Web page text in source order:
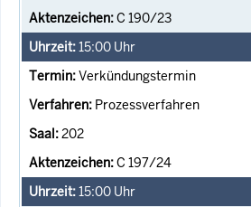
C 190/23
15:00 Uhr
Verkündungstermin
Prozessverfahren
202
C 197/24
15:00 Uhr